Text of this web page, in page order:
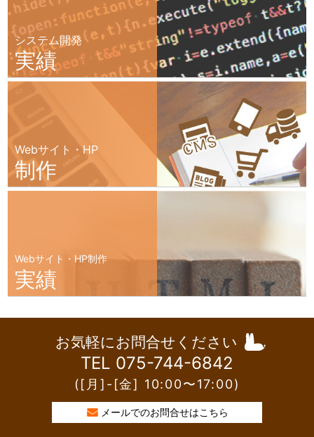
システム開発
実績
Webサイト・HP
制作
Webサイト・HP制作
実績
お気軽にお問合せください
TEL 075-744-6842
([月]-[金] 10:00〜17:00)
メールでのお問合せはこちら